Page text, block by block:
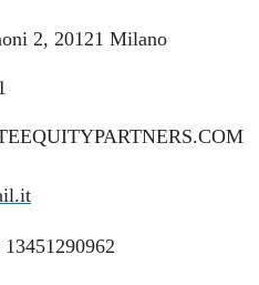
20121 Milano